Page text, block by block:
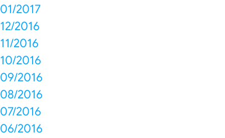
01/2017
12/2016
11/2016
10/2016
09/2016
08/2016
07/2016
06/2016